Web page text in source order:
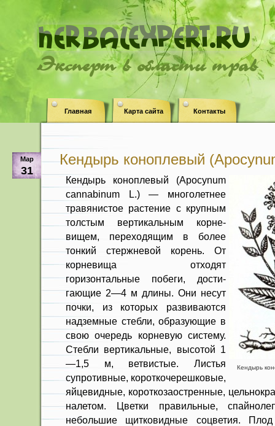
Эксперт в области трав
Главная Карта сайта Контакты
Мар
31
Кендырь коноплевый
Кендырь
Кендырь коноплевый (Apocynum
cannabinum L.) — многолетнее
травянистое растение с крупным
толстым вертикальным корне­
вищем, переходящим в более
тонкий стержневой корень. От
корневища от­ходят
горизонтальные побеги, дости­
гающие 2—4 м длины. Они несут
поч­ки, из которых развиваются
надземные стебли, образующие в
свою оче­редь корневую систему.
Стебли верти­кальные, высотой 1
—1,5 м, ветвистые. Листья
супротивные, короткочерешковые,
яйцевидные, короткозаостренные,
на­летом. Цветки правильные,
небольшие щит­ковидные соцветия.